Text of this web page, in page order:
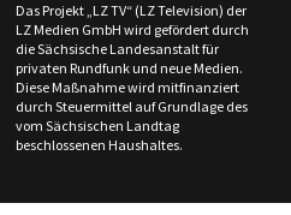
Das Projekt „LZ TV“ (LZ Television) der
LZ Medien GmbH wird gefördert durch
die Sächsische Landesanstalt für
privaten Rundfunk und neue Medien.
Diese Maßnahme wird mitfinanziert
durch Steuermittel auf Grundlage des
vom Sächsischen Landtag
beschlossenen Haushaltes.